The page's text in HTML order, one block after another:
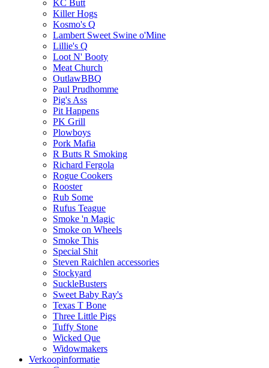
KC Butt
Killer Hogs
Kosmo's Q
Lambert Sweet Swine o'Mine
Lillie's Q
Loot N' Booty
Meat Church
OutlawBBQ
Paul Prudhomme
Pig's Ass
Pit Happens
PK Grill
Plowboys
Pork Mafia
R Butts R Smoking
Richard Fergola
Rogue Cookers
Rooster
Rub Some
Rufus Teague
Smoke 'n Magic
Smoke on Wheels
Smoke This
Special Shit
Steven Raichlen accessories
Stockyard
SuckleBusters
Sweet Baby Ray's
Texas T Bone
Three Little Pigs
Tuffy Stone
Wicked Que
Widowmakers
Verkoopinformatie